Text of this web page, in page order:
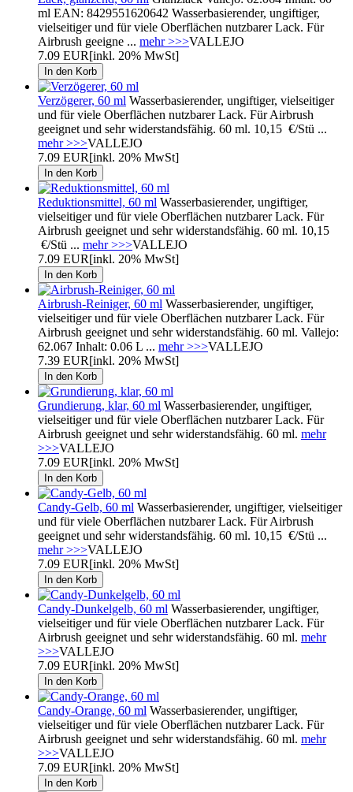
ml EAN: 8429551620642 Wasserbasierender, ungiftiger,
vielseitiger und für viele Oberflächen nutzbarer Lack. Für
Airbrush geeigne ... mehr >>>VALLEJO
7.09 EUR[inkl. 20% MwSt]
Verzögerer, 60 ml Wasserbasierender, ungiftiger, vielseitiger
und für viele Oberflächen nutzbarer Lack. Für Airbrush
geeignet und sehr widerstandsfähig. 60 ml. 10,15 €/Stü ...
mehr >>>VALLEJO
7.09 EUR[inkl. 20% MwSt]
Reduktionsmittel, 60 ml Wasserbasierender, ungiftiger,
vielseitiger und für viele Oberflächen nutzbarer Lack. Für
Airbrush geeignet und sehr widerstandsfähig. 60 ml. 10,15
€/Stü ... mehr >>>VALLEJO
7.09 EUR[inkl. 20% MwSt]
Airbrush-Reiniger, 60 ml Wasserbasierender, ungiftiger,
vielseitiger und für viele Oberflächen nutzbarer Lack. Für
Airbrush geeignet und sehr widerstandsfähig. 60 ml. Vallejo:
62.067 Inhalt: 0.06 L ... mehr >>>VALLEJO
7.39 EUR[inkl. 20% MwSt]
Grundierung, klar, 60 ml Wasserbasierender, ungiftiger,
vielseitiger und für viele Oberflächen nutzbarer Lack. Für
Airbrush geeignet und sehr widerstandsfähig. 60 ml. mehr
>>>VALLEJO
7.09 EUR[inkl. 20% MwSt]
Candy-Gelb, 60 ml Wasserbasierender, ungiftiger, vielseitiger
und für viele Oberflächen nutzbarer Lack. Für Airbrush
geeignet und sehr widerstandsfähig. 60 ml. 10,15 €/Stü ...
mehr >>>VALLEJO
7.09 EUR[inkl. 20% MwSt]
Candy-Dunkelgelb, 60 ml Wasserbasierender, ungiftiger,
vielseitiger und für viele Oberflächen nutzbarer Lack. Für
Airbrush geeignet und sehr widerstandsfähig. 60 ml. mehr
>>>VALLEJO
7.09 EUR[inkl. 20% MwSt]
Candy-Orange, 60 ml Wasserbasierender, ungiftiger,
vielseitiger und für viele Oberflächen nutzbarer Lack. Für
Airbrush geeignet und sehr widerstandsfähig. 60 ml. mehr
>>>VALLEJO
7.09 EUR[inkl. 20% MwSt]